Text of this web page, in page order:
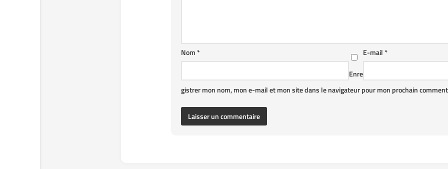
E-mail*
Nom*
Enre
gistrer mon nom, mon e-mail et mon site dans le navigateur pour mon prochain